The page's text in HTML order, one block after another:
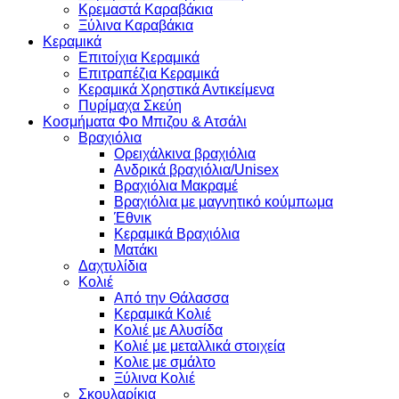
Κρεμαστά Καραβάκια
Ξύλινα Καραβάκια
Κεραμικά
Επιτοίχια Κεραμικά
Επιτραπέζια Κεραμικά
Κεραμικά Χρηστικά Αντικείμενα
Πυρίμαχα Σκεύη
Κοσμήματα Φο Μπιζου & Ατσάλι
Βραχιόλια
Oρειχάλκινα βραχιόλια
Ανδρικά βραχιόλια/Unisex
Βραχιόλια Μακραμέ
Βραχιόλια με μαγνητικό κούμπωμα
Έθνικ
Κεραμικά Βραχιόλια
Ματάκι
Δαχτυλίδια
Κολιέ
Από την Θάλασσα
Κεραμικά Κολιέ
Κολιέ με Αλυσίδα
Κολιέ με μεταλλικά στοιχεία
Κολιε με σμάλτο
Ξύλινα Κολιέ
Σκουλαρίκια